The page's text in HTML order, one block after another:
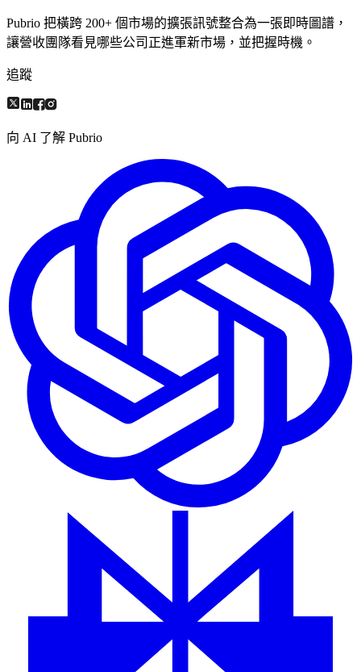
Pubrio 把橫跨 200+ 個市場的擴張訊號整合為一張即時圖譜，
讓營收團隊看見哪些公司正進軍新市場，並把握時機。
追蹤
向 AI 了解 Pubrio